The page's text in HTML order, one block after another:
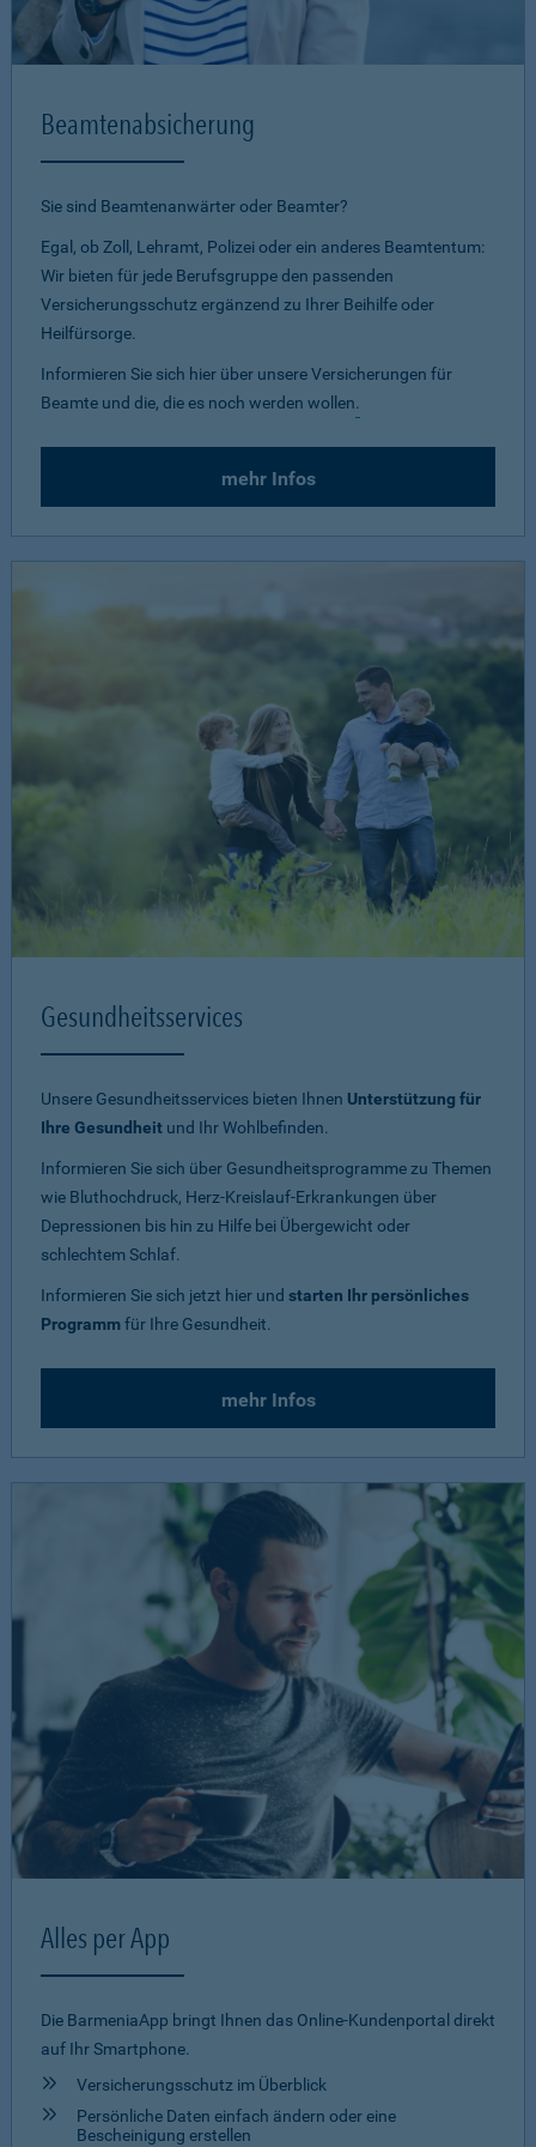
Beamtenabsicherung
Sie sind Beamtenanwärter oder Beamter?
Egal, ob Zoll, Lehramt, Polizei oder ein anderes Beamtentum:
Wir bieten für jede Berufsgruppe den passenden
Versicherungsschutz ergänzend zu Ihrer Beihilfe oder
Heilfürsorge.
Informieren Sie sich hier über unsere Versicherungen für
Beamte und die, die es noch werden wollen.
mehr Infos
Gesundheitsservices
Unsere Gesundheitsservices bieten Ihnen Unterstützung für
Ihre Gesundheit und Ihr Wohlbefinden.
Informieren Sie sich über Gesundheitsprogramme zu Themen
wie Bluthochdruck, Herz-Kreislauf-Erkrankungen über
Depressionen bis hin zu Hilfe bei Übergewicht oder
schlechtem Schlaf.
Informieren Sie sich jetzt hier und starten Ihr persönliches
Programmfür Ihre Gesundheit.
mehr Infos
Alles per App
Die BarmeniaApp bringt Ihnen das Online-Kundenportal direkt
auf Ihr Smartphone.
Versicherungsschutz im Überblick
Persönliche Daten einfach ändern oder eine
Bescheinigung erstellen